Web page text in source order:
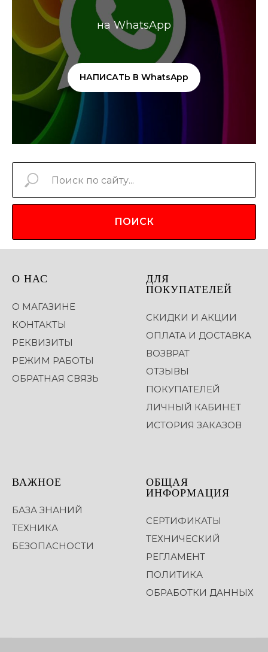
на WhatsApp
НАПИСАТЬ В WhatsApp
ПОИСК
О НАС
О МАГАЗИНЕ
КОНТАКТЫ
РЕКВИЗИТЫ
РЕЖИМ РАБОТЫ
ОБРАТНАЯ СВЯЗЬ
ДЛЯ
ПОКУПАТЕЛЕЙ
СКИДКИ И АКЦИИ
ОПЛАТА И ДОСТАВКА
ВОЗВРАТ
ОТЗЫВЫ
ПОКУПАТЕЛЕЙ
ЛИЧНЫЙ КАБИНЕТ
ИСТОРИЯ ЗАКАЗОВ
ВАЖНОЕ
БАЗА ЗНАНИЙ
ТЕХНИКА
БЕЗОПАСНОСТИ
ОБЩАЯ
ИНФОРМАЦИЯ
СЕРТИФИКАТЫ
ТЕХНИЧЕСКИЙ
РЕГЛАМЕНТ
ПОЛИТИКА
ОБРАБОТКИ ДАННЫХ